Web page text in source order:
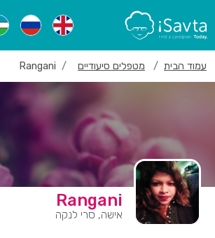
עמוד הבית מטפלים סיעודיים Rangani
Rangani
אישה, סרי לנקה